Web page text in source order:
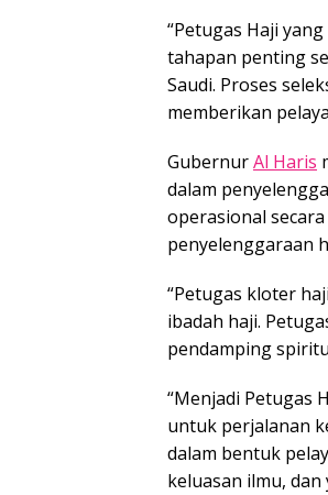
“Petugas Haji
tahapan penting
Saudi. Proses
memberikan
GubernurAl Haris
dalam
operasional
penyelenggaraan
“Petugas kloter
ibadah haji.
pendamping
“Menjadi Petugas
untuk perjalanan
dalam bentuk
keluasan ilmu,